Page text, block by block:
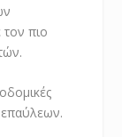
πιο
επαύλεων.